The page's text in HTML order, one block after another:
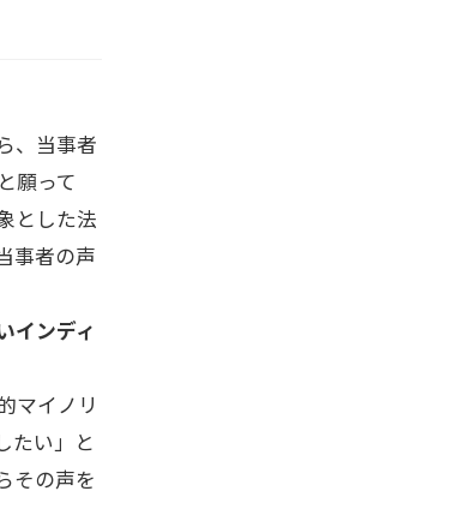
、当事者
願って
とした法
事者の声
インディ
マイノリ
たい」と
その声を